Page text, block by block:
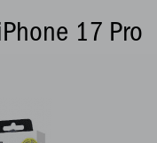
17 Pro